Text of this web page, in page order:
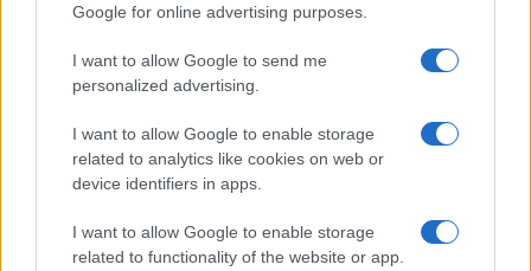
Google for online advertising purposes.
I want to allow Google to send me
personalized advertising.
I want to allow Google to enable storage
related to analytics like cookies on web or
device identifiers in apps.
I want to allow Google to enable storage
related to functionality of the website or app.
Giochi del Mediterraneo Taranto 2026: scopri gli
impianti sportivi che stanno trasformando la città